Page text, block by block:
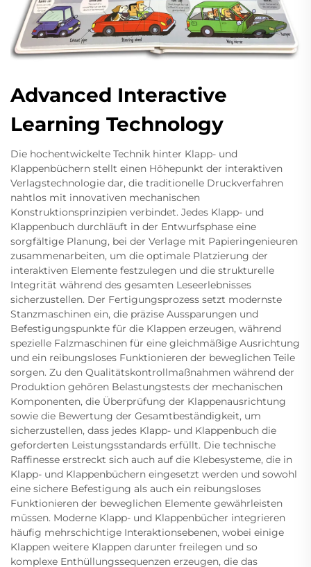
Advanced Interactive
Learning Technology
Die hochentwickelte Technik hinter Klapp- und
Klappenbüchern stellt einen Höhepunkt der interaktiven
Verlagstechnologie dar, die traditionelle Druckverfahren
nahtlos mit innovativen mechanischen
Konstruktionsprinzipien verbindet. Jedes Klapp- und
Klappenbuch durchläuft in der Entwurfsphase eine
sorgfältige Planung, bei der Verlage mit Papieringenieuren
zusammenarbeiten, um die optimale Platzierung der
interaktiven Elemente festzulegen und die strukturelle
Integrität während des gesamten Leseerlebnisses
sicherzustellen. Der Fertigungsprozess setzt modernste
Stanzmaschinen ein, die präzise Aussparungen und
Befestigungspunkte für die Klappen erzeugen, während
spezielle Falzmaschinen für eine gleichmäßige Ausrichtung
und ein reibungsloses Funktionieren der beweglichen Teile
sorgen. Zu den Qualitätskontrollmaßnahmen während der
Produktion gehören Belastungstests der mechanischen
Komponenten, die Überprüfung der Klappenausrichtung
sowie die Bewertung der Gesamtbeständigkeit, um
sicherzustellen, dass jedes Klapp- und Klappenbuch die
geforderten Leistungsstandards erfüllt. Die technische
Raffinesse erstreckt sich auch auf die Klebesysteme, die in
Klapp- und Klappenbüchern eingesetzt werden und sowohl
eine sichere Befestigung als auch ein reibungsloses
Funktionieren der beweglichen Elemente gewährleisten
müssen. Moderne Klapp- und Klappenbücher integrieren
häufig mehrschichtige Interaktionsebenen, wobei einige
Klappen weitere Klappen darunter freilegen und so
komplexe Enthüllungssequenzen erzeugen, die das